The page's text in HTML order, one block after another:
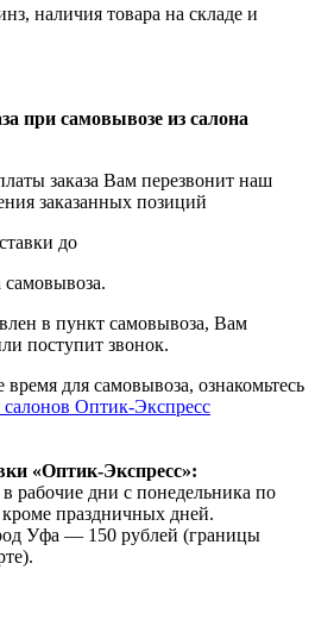
наличия товара на складе и
при самовывозе из салона
заказа Вам перезвонит наш
заказанных позиций
до
в пункт самовывоза, Вам
поступит звонок.
для самовывоза, ознакомьтесь
Оптик-Экспресс
«Оптик-Экспресс»:
в рабочие дни с понедельника по
праздничных дней.
Уфа — 150 рублей (границы